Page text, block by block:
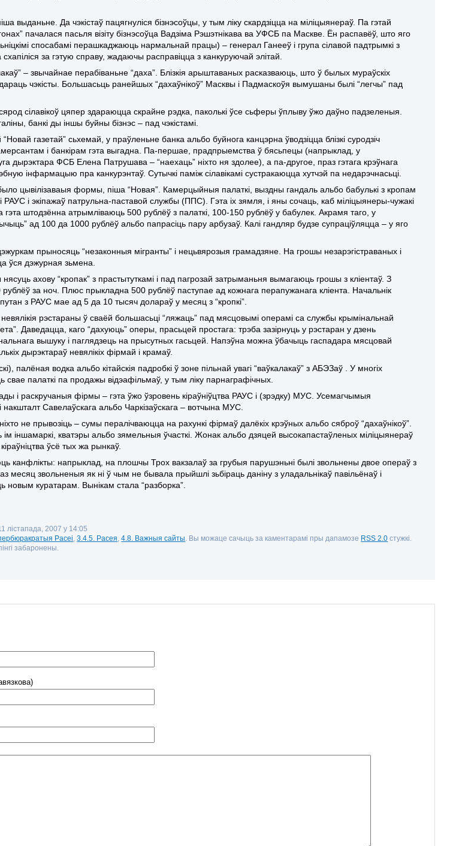
выданьне. Да чэкістаў пацягнуліся бізнэсоўцы, у тым ліку скардзіцца на міліцыянераў. Па гэтай
пачалася пасьля візіту бізнэсоўца Вадзіма Рэшэтнікава ва УФСБ па Маскве. Ён распавёў, што яго
спосабамі перашкаджаюць нармальнай працы) – генерал Ганееў і група сілавой падтрымкі з
за гэтую справу, жадаючы расправіцца з канкуруючай элітай.
– звычайнае перабіваньне “даха”. Блізкія арыштаваных расказваюць, што ў былых мураўскіх
чэкісты. Большасьць ранейшых “дахаўнікоў” Масквы і Падмаскоўя вымушаны былі “легчы” пад
сілавікоў цяпер здараюцца скрайне рэдка, паколькі ўсе сьферы ўплыву ўжо даўно падзеленыя.
банкі ды іншы буйны бізнэс – пад чэкістамі.
газетай” сьхемай, у праўленьне банка альбо буйнога канцэрна ўводзіцца блізкі суродзіч
і банкірам гэта выгадна. Па-першае, прадпрыемства ў бясьпецы (напрыклад, у
дырэктара ФСБ Елена Патрушава – “наехаць” ніхто ня здолее), а па-другое, праз гэтага крэўнага
інфармацыю пра канкурэнтаў. Сутычкі паміж сілавікамі сустракаюцца хутчэй па недарэчнасьці.
цывілізаваыя формы, піша “Новая”. Камерцыйныя палаткі, выздны гандаль альбо бабулькі з кропам
РАУС і экіпажаў патрульна-паставой службы (ППС). Гэта іх зямля, і яны сочаць, каб міліцыянеры-чужакі
гэта штодзённа атрымліваюць 500 рублёў з палаткі, 100-150 рублёў у бабулек. Акрамя таго, у
ад 100 да 1000 рублёў альбо папрасіць пару арбузаў. Калі гандляр будзе супраціўляцца – у яго
прыносяць “незаконныя мігранты” і нецьвярозыя грамадзяне. На грошы незарэгістраваных і
ўся дэжурная зьмена.
ахову “кропак” з прастытуткамі і пад пагрозай затрыманьня вымагаюць грошы з кліентаў. З
рублёў за ноч. Плюс прыкладна 500 рублёў паступае ад кожнага перапужанага кліента. Начальнік
з РАУС мае ад 5 да 10 тысяч долараў у месяц з “кропкі”.
рэстараны ў сваёй большасьці “ляжаць” пад мясцовымі операмі са службы крымінальнай
Даведацца, каго “дахуюць” оперы, прасьцей простага: трэба зазірнуць у рэстаран у дзень
вышуку і паглядзець на прысутных гасьцей. Напэўна можна ўбачыць гаспадара мясцовай
дырэктараў невялікіх фірмай і крамаў.
палёная водка альбо кітайскія падробкі ў зоне пільнай увагі “ваўкалакаў” з АБЭЗаў . У многіх
свае палаткі па продажы відэафільмаў, у тым ліку парнаграфічных.
і раскручаныя фірмы – гэта ўжо ўзровень кіраўніўцтва РАУС і (зрэдку) МУС. Усемагчымыя
накшталт Савелаўскага альбо Чаркізаўскага – вотчына МУС.
не прывозіць – сумы пералічваюцца на рахункі фірмаў далёкіх крэўных альбо сяброў “дахаўнікоў”.
іншамаркі, кватэры альбо зямельныя ўчасткі. Жонак альбо дзяцей высокапастаўленых міліцыянераў
ўсё тых жа рынкаў.
канфлікты: напрыклад, на плошчы Трох вакзалаў за грубыя парушэньні былі звольнены двое операў з
месяц звольненыя як ні ў чым не бывала прыйшлі зьбіраць даніну з уладальнікаў павільёнаў і
новым куратарам. Вынікам стала “разборка”.
лістапада, 2007 у 14:05
Расеі ,3.4.5. Расея ,4.8. Важныя сайты . Вы можаце сачыць за каментарамі пры дапамозе RSS 2.0 стужкі.
забаронены.